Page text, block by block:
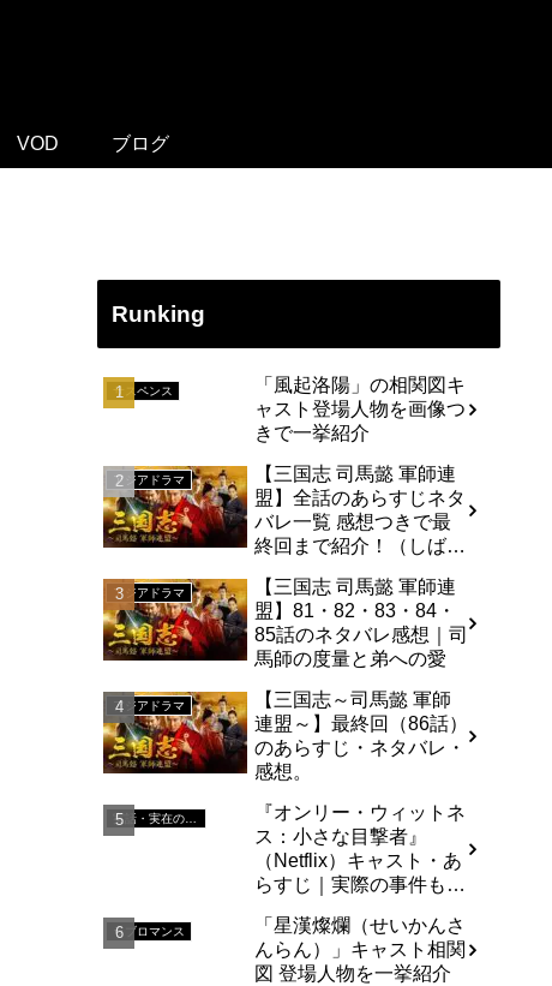
VOD ブログ
Runking
サスペンス
「風起洛陽」の相関図キ
ャスト登場人物を画像つ
きで一挙紹介
アジアドラマ
【三国志 司馬懿 軍師連
盟】全話のあらすじネタ
バレ一覧 感想つきで最
終回まで紹介！（しば
アジアドラマ
【三国志 司馬懿 軍師連
盟】81・82・83・84・
85話のネタバレ感想｜司
馬師の度量と弟への愛
アジアドラマ
【三国志～司馬懿 軍師
連盟～】最終回（86話）
のあらすじ・ネタバレ・
感想。
『オンリー・ウィットネ
ス：小さな目撃者』
（Netflix）キャスト・あ
らすじ｜実際の事件も解
ラブロマンス
「星漢燦爛（せいかんさ
んらん）」キャスト相関
図 登場人物を一挙紹介